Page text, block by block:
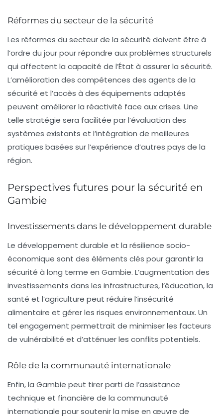
Réformes du secteur de la sécurité
Les réformes du secteur de la sécurité doivent être à
l’ordre du jour pour répondre aux problèmes structurels
qui affectent la capacité de l’État à assurer la sécurité.
L’amélioration des compétences des agents de la
sécurité et l’accès à des équipements adaptés
peuvent améliorer la réactivité face aux crises. Une
telle stratégie sera facilitée par l’évaluation des
systèmes existants et l’intégration de meilleures
pratiques basées sur l’expérience d’autres pays de la
région.
Perspectives futures pour la sécurité en
Gambie
Investissements dans le développement durable
Le développement durable et la résilience socio-
économique sont des éléments clés pour garantir la
sécurité à long terme en Gambie. L’augmentation des
investissements dans les infrastructures, l’éducation, la
santé et l’agriculture peut réduire l’insécurité
alimentaire et gérer les risques environnementaux. Un
tel engagement permettrait de minimiser les facteurs
de vulnérabilité et d’atténuer les conflits potentiels.
Rôle de la communauté internationale
Enfin, la Gambie peut tirer parti de l’assistance
technique et financière de la communauté
internationale pour soutenir la mise en œuvre de